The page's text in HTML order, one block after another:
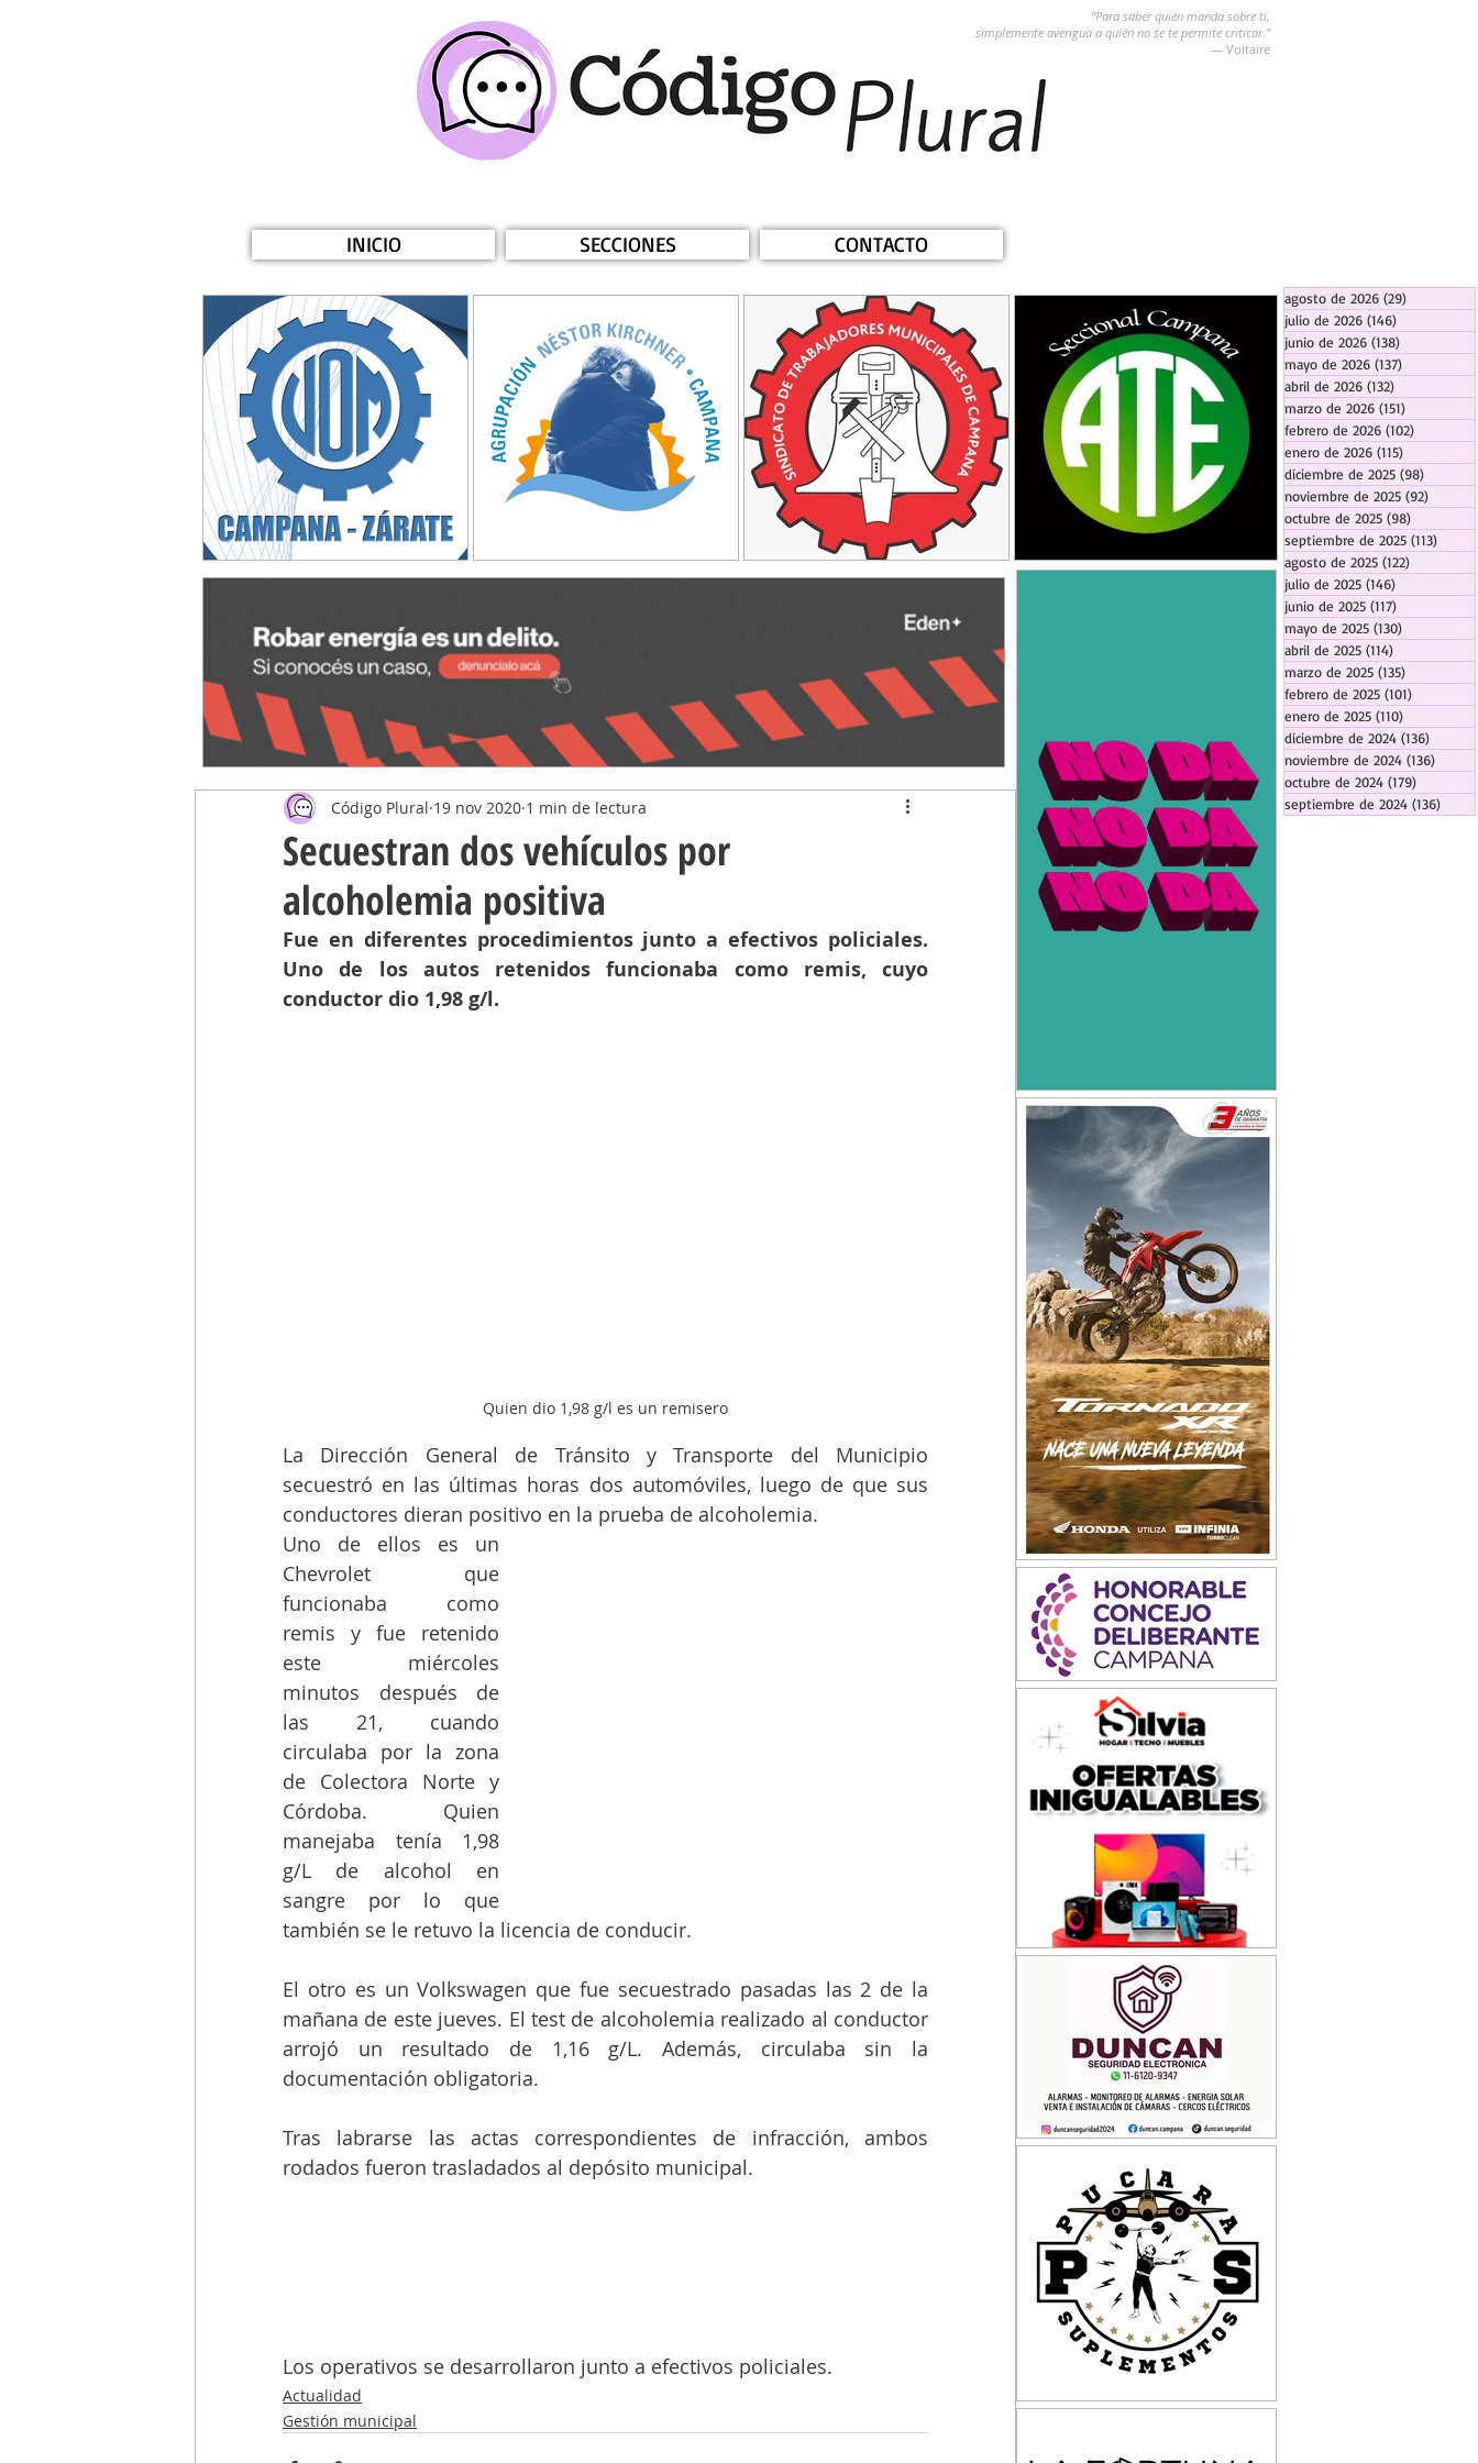
“Para saber quién manda sobre ti,
simplemente averigua a quién no se te permite criticar.”
― Voltaire
INICIO SECCIONES CONTACTO
Secuestran dos vehículos por
alcoholemia positiva
Código Plural 19 nov 2020 1 min de lectura
Fue en diferentes procedimientos junto a efectivos policiales.
Uno de los autos retenidos funcionaba como remis, cuyo
conductor dio 1,98 g/l.
Quien dio 1,98 g/l es un remisero
La Dirección General de Tránsito y Transporte del Municipio
secuestró en las últimas horas dos automóviles, luego de que sus
conductores dieran positivo en la prueba de alcoholemia.
Uno de ellos es un
Chevrolet que
funcionaba como
remis y fue retenido
este miércoles
minutos después de
las 21, cuando
circulaba por la zona
de Colectora Norte y
Córdoba. Quien
manejaba tenía 1,98
g/L de alcohol en
sangre por lo que
también se le retuvo la licencia de conducir.
El otro es un Volkswagen que fue secuestrado pasadas las 2 de la
mañana de este jueves. El test de alcoholemia realizado al conductor
arrojó un resultado de 1,16 g/L. Además, circulaba sin la
documentación obligatoria.
Tras labrarse las actas correspondientes de infracción, ambos
rodados fueron trasladados al depósito municipal.
Los operativos se desarrollaron junto a efectivos policiales.
Actualidad
Gestión municipal
agosto de 2026 (29)
julio de 2026 (146)
junio de 2026 (138)
mayo de 2026 (137)
abril de 2026 (132)
marzo de 2026 (151)
febrero de 2026 (102)
enero de 2026 (115)
diciembre de 2025 (98)
noviembre de 2025 (92)
octubre de 2025 (98)
septiembre de 2025 (113)
agosto de 2025 (122)
julio de 2025 (146)
junio de 2025 (117)
mayo de 2025 (130)
abril de 2025 (114)
marzo de 2025 (135)
febrero de 2025 (101)
enero de 2025 (110)
diciembre de 2024 (136)
noviembre de 2024 (136)
octubre de 2024 (179)
septiembre de 2024 (136)